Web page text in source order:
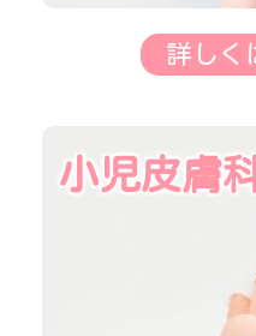
詳しく
小児皮膚